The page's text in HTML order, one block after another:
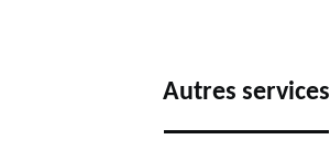
Autres services